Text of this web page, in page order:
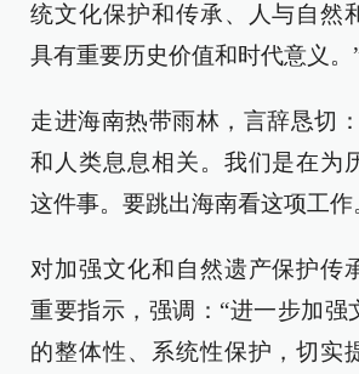
统文化保护和传承、人与自然
具有重要历史价值和时代意义。
走进海南热带雨林，言辞恳切
和人类息息相关。我们是在为
这件事。要跳出海南看这项工作
对加强文化和自然遗产保护传
重要指示，强调：“进一步加强
的整体性、系统性保护，切实